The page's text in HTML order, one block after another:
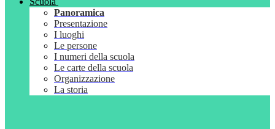
Panoramica
Presentazione
I luoghi
Le persone
I numeri della scuola
Le carte della scuola
Organizzazione
La storia